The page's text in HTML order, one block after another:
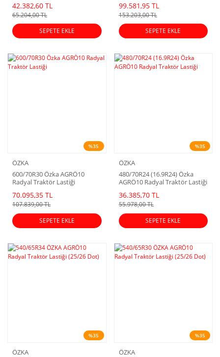
42.382,60 TL
65.204,00 TL
SEPETE EKLE
99.581,95 TL
153.203,00 TL
SEPETE EKLE
%35
ÖZKA
600/70R30 Özka AGRÖ10
Radyal Traktör Lastiği
70.095,35 TL
107.839,00 TL
SEPETE EKLE
%35
ÖZKA
480/70R24 (16.9R24) Özka
AGRÖ10 Radyal Traktör Lastiği
36.385,70 TL
55.978,00 TL
SEPETE EKLE
%35
ÖZKA
%35
ÖZKA